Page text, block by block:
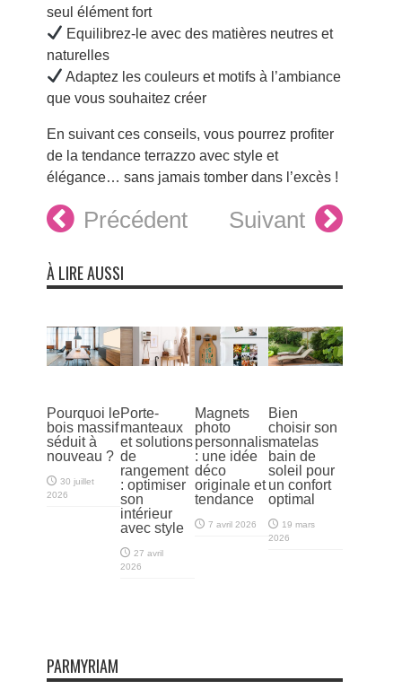
seul élément fort
Equilibrez-le avec des matières neutres et
naturelles
Adaptez les couleurs et motifs à l’ambiance
que vous souhaitez créer
En suivant ces conseils, vous pourrez profiter
de la tendance terrazzo avec style et
élégance… sans jamais tomber dans l’excès !
Précédent Suivant
À LIRE AUSSI
Pourquoi le
bois massif
séduit à
nouveau ?
30 juillet
2026
Porte-
manteaux
et solutions
de
rangement
: optimiser
son
intérieur
avec style
27 avril
2026
Magnets
photo
personnalisés
: une idée
déco
originale et
tendance
7 avril 2026
Bien
choisir son
matelas
bain de
soleil pour
un confort
optimal
19 mars
2026
PARMYRIAM